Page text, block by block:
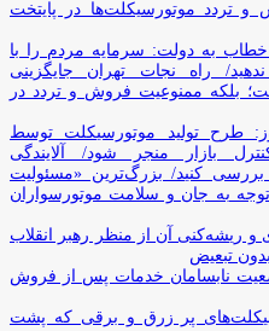
موتورسیکلت‌ها در پایتخت
به دولت: سرمایه مردم را با
راه نجات تهران جایگزینی
بلکه ممنوعیت فروش و تردد در
طرح تولید موتورسیکلت توسط
بازار منجر شود/ آلایندگی
کنید/ بزرگ‌ترین «مسئولیت
توجه به جان و سلامت موتورسواران
و ریشه‌کنی آن از منظر رهبر انقلاب
تبعیض
نابسامان خدمات پس از فروش
پر زرق‌ و برقی که پشت